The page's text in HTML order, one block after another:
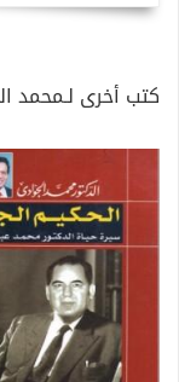
كتب أخرى لـمحمد